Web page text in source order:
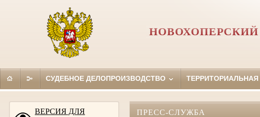
СУДЕБНОЕ ДЕЛОПРОИЗВОДСТВО
ВЕРСИЯ ДЛЯ
ПРЕСС-СЛУЖБА